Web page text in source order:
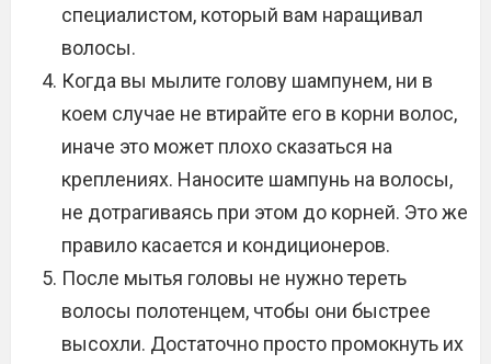
специалистом, который вам наращивал
волосы.
Когда вы мылите голову шампунем, ни в
коем случае не втирайте его в корни волос,
иначе это может плохо сказаться на
креплениях. Наносите шампунь на волосы,
не дотрагиваясь при этом до корней. Это же
правило касается и кондиционеров.
После мытья головы не нужно тереть
волосы полотенцем, чтобы они быстрее
высохли. Достаточно просто промокнуть их